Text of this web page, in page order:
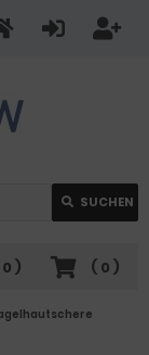
SUCHEN
( 0 )
0 )